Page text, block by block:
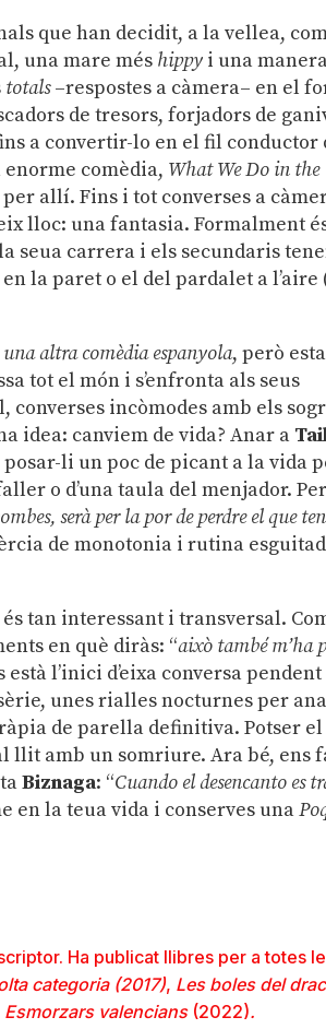
que han decidit, a la vellea,
una mare més hippy i una
totals–respostes a càmera– en el
de tresors, forjadors de
a convertir-lo en el fil conductor
comèdia, What We Do in the
allí. Fins i tot converses a
lloc: una fantasia. Formalment
seua carrera i els secundaris
la paret o el del pardalet a l’aire
una altra comèdia espanyola, però
tot el món i s’enfronta als seus
incòmodes amb els
idea: canviem de vida? Anar a
li un poc de picant a la vida
o d’una taula del menjador.
serà per la por de perdre el que
de monotonia i rutina
tan interessant i transversal.
en què diràs: “això també m’ha
l’inici d’eixa conversa pendent
unes rialles nocturnes per
de parella definitiva. Potser el
llit amb un somriure. Ara bé, ens
Biznaga: “Cuando el desencanto es
en la teua vida i conserves una
Ha publicat llibres per a totes
categoria (2017), Les boles del drac
Esmorzars valencians(2022).